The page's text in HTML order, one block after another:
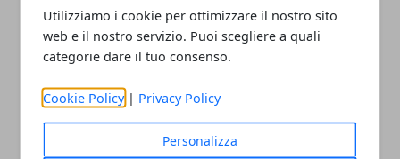
Utilizziamo i cookie per ottimizzare il nostro sito
web e il nostro servizio. Puoi scegliere a quali
categorie dare il tuo consenso.
Cookie Policy | Privacy Policy
Personalizza
porcellana o compositi dentali.
Facebook
TwitterWhatsapp